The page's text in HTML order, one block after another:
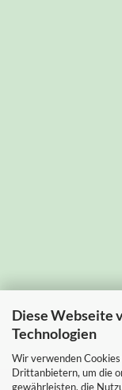
Diese Webseite
Technologien
Wir verwenden Cookies
Drittanbietern, um die
gewährleisten, die